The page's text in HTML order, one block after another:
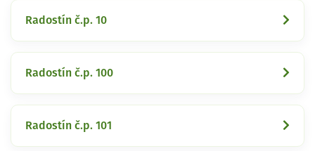
Radostín č.p. 10
Radostín č.p. 100
Radostín č.p. 101